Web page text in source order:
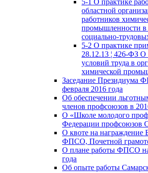
областной
работников
промышленности в
социально-
5-2 О практике
28.12.13 ¦ 426-ФЗ О
условий труда в
химической
Заседание Президиума
февраля 2016 года
Об обеспечении
членов профсоюзов в
О «Школе молодого
Федерации профсоюзов
О квоте на награждение
ФПСО, Почетной
О плане работы ФПСО
года
Об опыте работы